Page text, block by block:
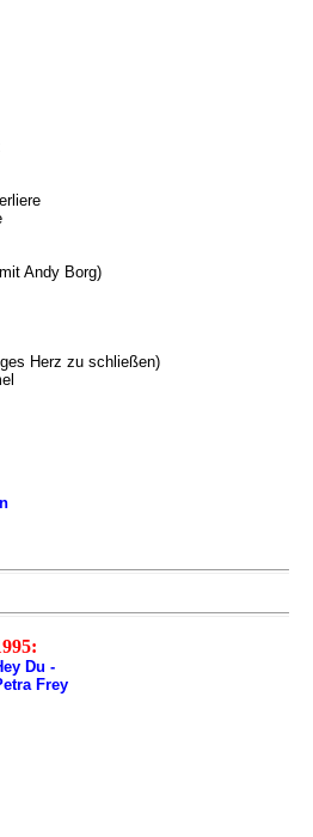
Andy Borg)
Herz zu schließen)
Du -
Frey